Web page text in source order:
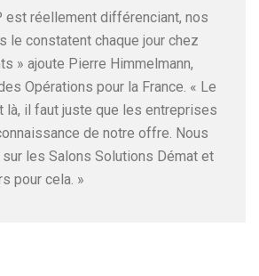
est réellement différenciant, nos
le constatent chaque jour chez
» ajoute Pierre Himmelmann,
Opérations pour la France. « Le
là, il faut juste que les entreprises
de notre offre. Nous
les Salons Solutions Démat et
pour cela. »